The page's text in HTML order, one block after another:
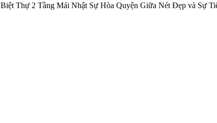
Biệt Thự 2 Tầng Mái Nhật Sự Hòa Quyện Giữa Nét Đẹp và Sự